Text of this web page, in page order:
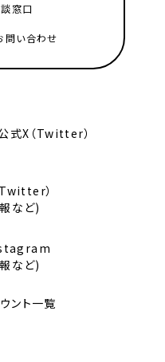
窓口
問い合わせ
式X（Twitter）
Twitter）
など)
など)
ント一覧